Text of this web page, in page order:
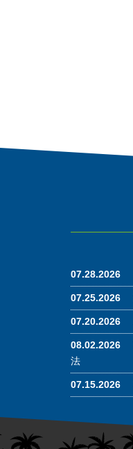
07.28.2026
07.25.2026
07.20.2026
08.02.2026
法
07.15.2026